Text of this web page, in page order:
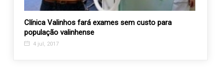
Clínica Valinhos fará exames sem custo para
população valinhense
4 jul, 2017